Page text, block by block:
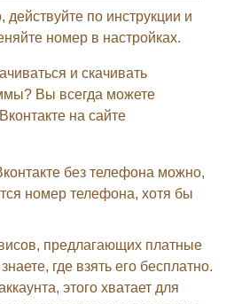
действуйте по инструкции и
номер в настройках.
и скачивать
Вы всегда можете
на сайте
без телефона можно,
номер телефона, хотя бы
предлагающих платные
где взять его бесплатно.
этого хватает для